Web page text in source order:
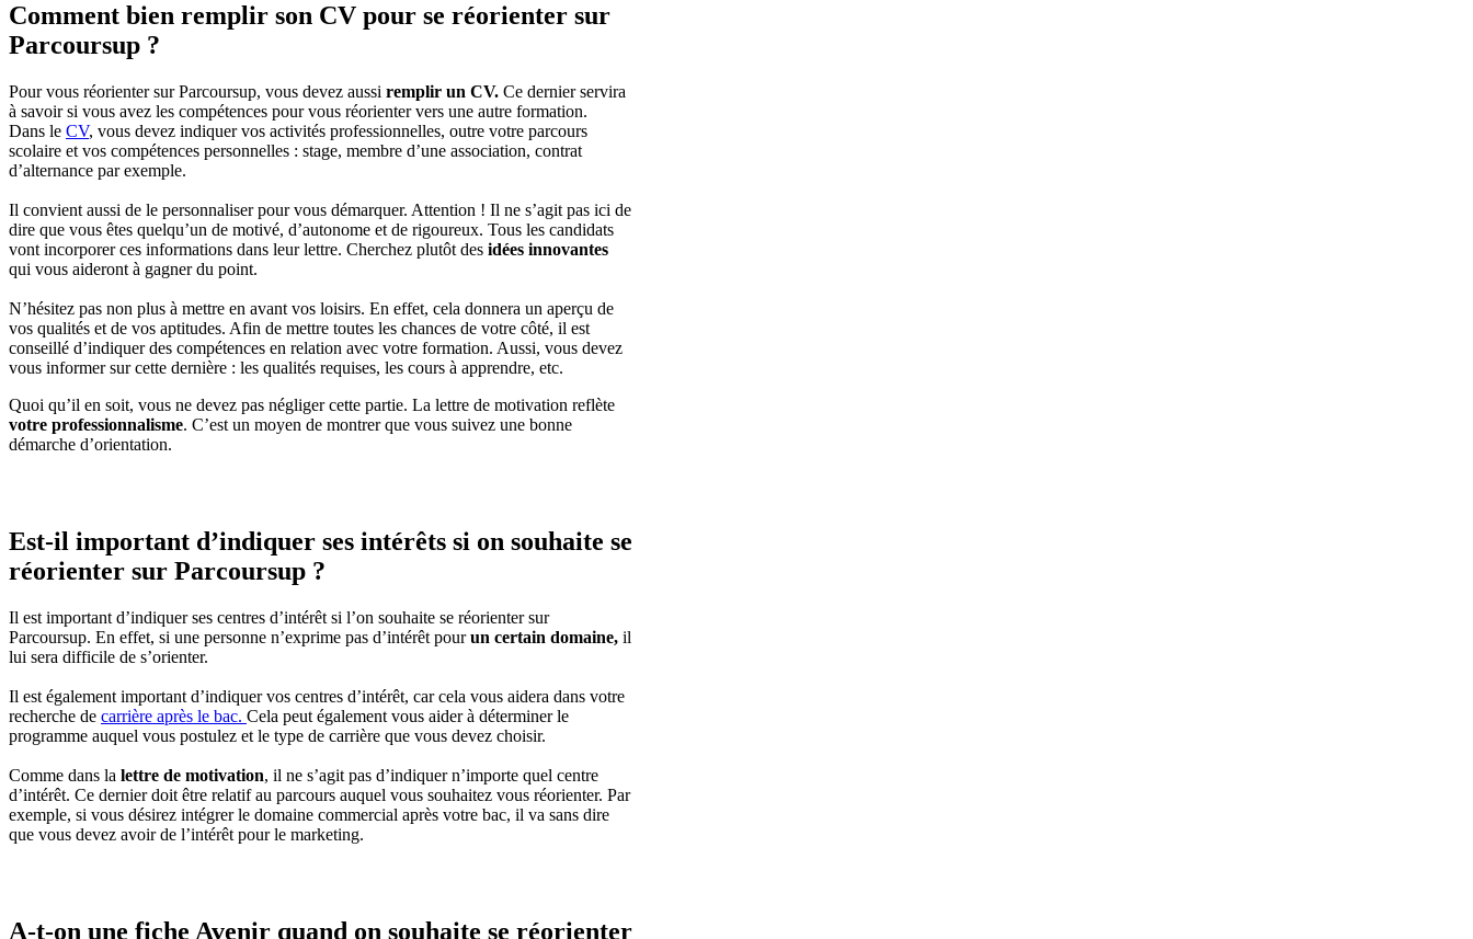
Comment bien remplir son CV pour se réorienter sur
Parcoursup ?
Pour vous réorienter sur Parcoursup, vous devez aussi remplir un CV. Ce dernier servira
à savoir si vous avez les compétences pour vous réorienter vers une autre formation.
Dans le CV, vous devez indiquer vos activités professionnelles, outre votre parcours
scolaire et vos compétences personnelles : stage, membre d’une association, contrat
d’alternance par exemple.
Il convient aussi de le personnaliser pour vous démarquer. Attention ! Il ne s’agit pas ici de
dire que vous êtes quelqu’un de motivé, d’autonome et de rigoureux. Tous les candidats
vont incorporer ces informations dans leur lettre. Cherchez plutôt des idées innovantes
qui vous aideront à gagner du point.
N’hésitez pas non plus à mettre en avant vos loisirs. En effet, cela donnera un aperçu de
vos qualités et de vos aptitudes. Afin de mettre toutes les chances de votre côté, il est
conseillé d’indiquer des compétences en relation avec votre formation. Aussi, vous devez
vous informer sur cette dernière : les qualités requises, les cours à apprendre, etc.
Quoi qu’il en soit, vous ne devez pas négliger cette partie. La lettre de motivation reflète
votre professionnalisme. C’est un moyen de montrer que vous suivez une bonne
démarche d’orientation.
Est-il important d’indiquer ses intérêts si on souhaite se
réorienter sur Parcoursup ?
Il est important d’indiquer ses centres d’intérêt si l’on souhaite se réorienter sur
Parcoursup. En effet, si une personne n’exprime pas d’intérêt pourun certain domaine, il
lui sera difficile de s’orienter.
Il est également important d’indiquer vos centres d’intérêt, car cela vous aidera dans votre
recherche de carrière après le bac. Cela peut également vous aider à déterminer le
programme auquel vous postulez et le type de carrière que vous devez choisir.
Comme dans la lettre de motivation, il ne s’agit pas d’indiquer n’importe quel centre
d’intérêt. Ce dernier doit être relatif au parcours auquel vous souhaitez vous réorienter. Par
exemple, si vous désirez intégrer le domaine commercial après votre bac, il va sans dire
que vous devez avoir de l’intérêt pour le marketing.
A-t-on une fiche Avenir quand on souhaite se réorienter